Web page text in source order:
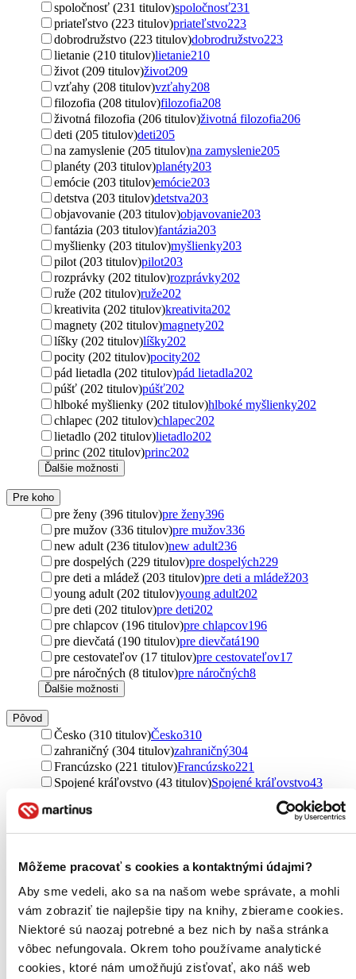
Môžeme pracovať s cookies a kontaktnými údajmi?
Aby sme vedeli, ako sa na našom webe správate, a mohli
vám zobraziť tie najlepšie tipy na knihy, zbierame cookies.
Niektoré sú naozaj potrebné a bez nich by naša stránka
vôbec nefungovala. Okrem toho používame analytické
cookies, ktoré nám umožňujú zisťovať, ako náš web
spoločnosť (231 titulov)spoločnosť231
priateľstvo (223 titulov)priateľstvo223
dobrodružstvo (223 titulov)dobrodružstvo223
lietanie (210 titulov)lietanie210
život (209 titulov)život209
vzťahy (208 titulov)vzťahy208
filozofia (208 titulov)filozofia208
životná filozofia (206 titulov)životná filozofia206
deti (205 titulov)deti205
na zamyslenie (205 titulov)na zamyslenie205
planéty (203 titulov)planéty203
emócie (203 titulov)emócie203
detstva (203 titulov)detstva203
objavovanie (203 titulov)objavovanie203
fantázia (203 titulov)fantázia203
myšlienky (203 titulov)myšlienky203
pilot (203 titulov)pilot203
rozprávky (202 titulov)rozprávky202
ruže (202 titulov)ruže202
kreativita (202 titulov)kreativita202
magnety (202 titulov)magnety202
líšky (202 titulov)líšky202
pocity (202 titulov)pocity202
pád lietadla (202 titulov)pád lietadla202
púšť (202 titulov)púšť202
hlboké myšlienky (202 titulov)hlboké myšlienky202
chlapec (202 titulov)chlapec202
lietadlo (202 titulov)lietadlo202
princ (202 titulov)princ202
Ďalšie možnosti
Pre koho
pre ženy (396 titulov)pre ženy396
pre mužov (336 titulov)pre mužov336
new adult (236 titulov)new adult236
pre dospelých (229 titulov)pre dospelých229
pre deti a mládež (203 titulov)pre deti a mládež203
young adult (202 titulov)young adult202
pre deti (202 titulov)pre deti202
pre chlapcov (196 titulov)pre chlapcov196
pre dievčatá (190 titulov)pre dievčatá190
pre cestovateľov (17 titulov)pre cestovateľov17
pre náročných (8 titulov)pre náročných8
Ďalšie možnosti
Pôvod
Česko (310 titulov)Česko310
zahraničný (304 titulov)zahraničný304
Francúzsko (221 titulov)Francúzsko221
Spojené kráľovstvo (43 titulov)Spojené kráľovstvo43
Slovensko (31 titulov)
Taliansko (19 titulov)Taliansko19
Fínsko (11 titulov)Fínsko 11
Rusko (8 titulov)
Angola (5 titulov)Angola5
Nórsko (4 tituly)Nórsko4
Kolumbia (3 tituly)Kolumbia3
Švédsko (2 tituly) Švédsko
Argentína (2 tituly) Argentína 2
Poľsko (2 tituly)Poľsko2